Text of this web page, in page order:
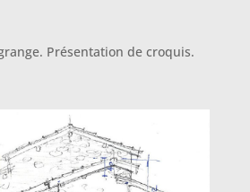
Présentation de croquis.